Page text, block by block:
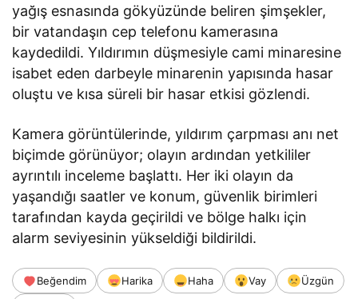
yağış esnasında gökyüzünde beliren şimşekler,
bir vatandaşın cep telefonu kamerasına
kaydedildi. Yıldırımın düşmesiyle cami minaresine
isabet eden darbeyle minarenin yapısında hasar
oluştu ve kısa süreli bir hasar etkisi gözlendi.
Kamera görüntülerinde, yıldırım çarpması anı net
biçimde görünüyor; olayın ardından yetkililer
ayrıntılı inceleme başlattı. Her iki olayın da
yaşandığı saatler ve konum, güvenlik birimleri
tarafından kayda geçirildi ve bölge halkı için
alarm seviyesinin yükseldiği bildirildi.
Beğendim Harika Haha Vay
Üzgün